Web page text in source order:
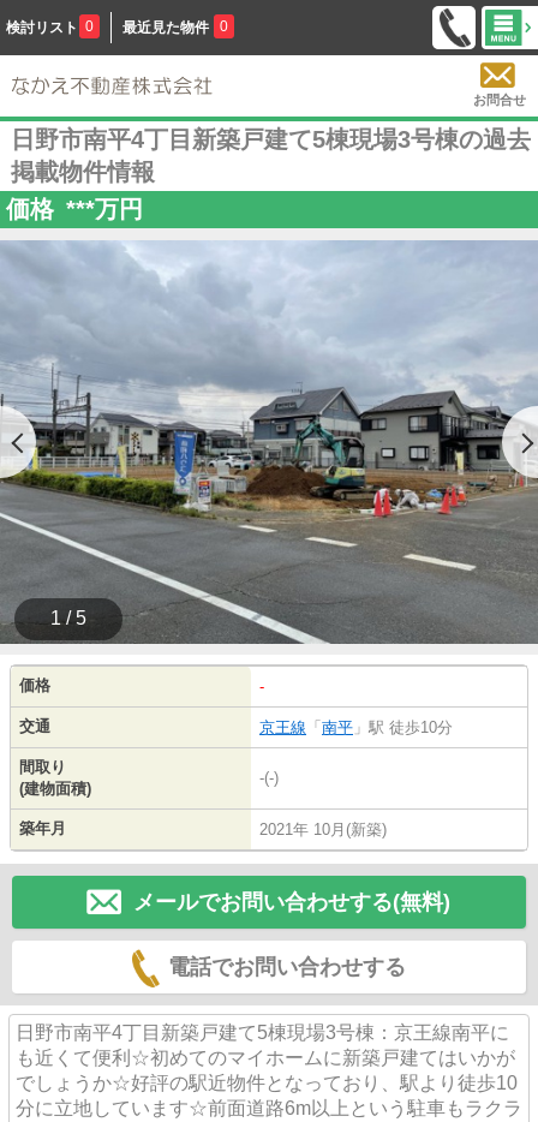
検討リスト 0 最近見た物件 0
お問合せ
日野市南平4丁目新築戸建て5棟現場3号棟の過去
掲載物件情報
価格 ***万円
1 / 5
価格 -
交通 京王線 「 南平 」駅 徒歩10分
間取り
(建物面積)
-(-)
築年月 2021年 10月(新築)
メールでお問い合わせする(無料)
電話でお問い合わせする
日野市南平4丁目新築戸建て5棟現場3号棟：京王線南平に
も近くて便利☆初めてのマイホームに新築戸建てはいかが
でしょうか☆好評の駅近物件となっており、駅より徒歩10
分に立地しています☆前面道路6m以上という駐車もラクラ